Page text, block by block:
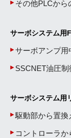
その他PLCから
サーボシステム用
サーボアンプ用
SSCNET油圧制
サーボシステム用
駆動部から置換
コントローラか